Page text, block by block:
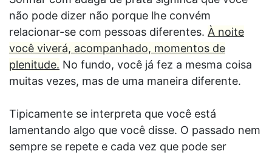
não pode dizer não porque lhe convém
relacionar-se com pessoas diferentes. À noite
você viverá, acompanhado, momentos de
plenitude. No fundo, você já fez a mesma coisa
muitas vezes, mas de uma maneira diferente.
Tipicamente se interpreta que você está
lamentando algo que você disse. O passado nem
sempre se repete e cada vez que pode ser